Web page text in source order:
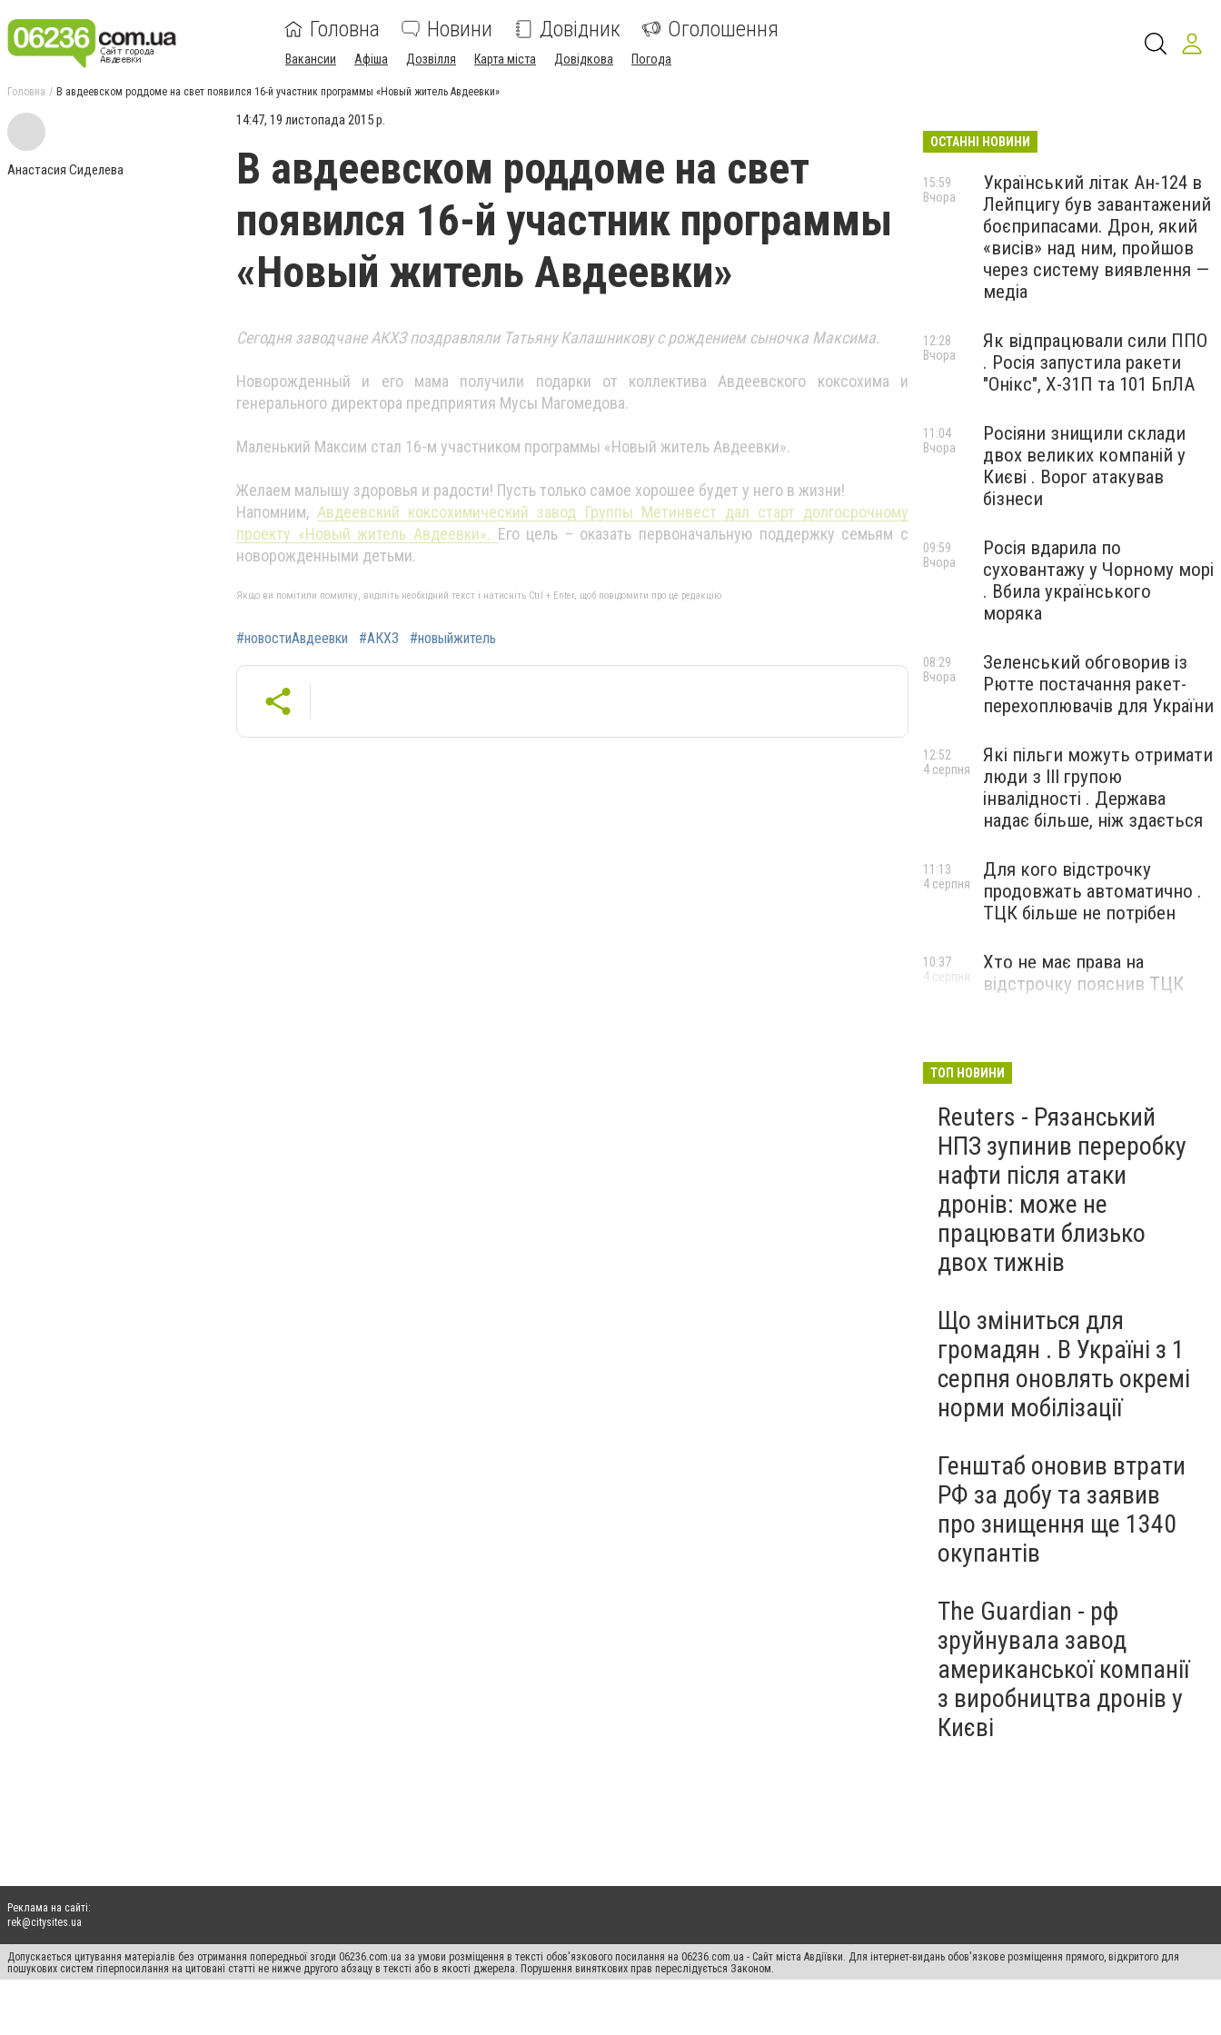
Головна Новини Довідник Оголошення
Вакансии Афіша Дозвілля Карта міста Довідкова Погода
Головна В авдеевском роддоме на свет появился 16-й участник программы «Новый житель Авдеевки»
Анастасия Сиделева
14:47, 19 листопада 2015 р.
В авдеевском роддоме на свет
появился 16-й участник программы
«Новый житель Авдеевки»
Сегодня заводчане АКХЗ поздравляли Татьяну Калашникову с рождением сыночка Максима.
Новорожденный и его мама получили подарки от коллектива Авдеевского коксохима и
генерального директора предприятия Мусы Магомедова.
Маленький Максим стал 16-м участником программы «Новый житель Авдеевки».
Желаем малышу здоровья и радости! Пусть только самое хорошее будет у него в жизни!
Напомним, Авдеевский коксохимический завод Группы Метинвест дал старт долгосрочному
проекту «Новый житель Авдеевки». Его цель – оказать первоначальную поддержку семьям с
новорожденными детьми.
Якщо ви помітили помилку, виділіть необхідний текст і натисніть Ctrl + Enter, щоб повідомити про це редакцію
#новостиАвдеевки #АКХЗ #новыйжитель
ОСТАННІ НОВИНИ
Український літак Ан-124 в
Лейпцигу був завантажений
боєприпасами. Дрон, який
«висів» над ним, пройшов
через систему виявлення —
медіа
15:59
Вчора
Як відпрацювали сили ППО
. Росія запустила ракети
"Онікс", Х-31П та 101 БпЛА
12:28
Вчора
Росіяни знищили склади
двох великих компаній у
Києві . Ворог атакував
бізнеси
11:04
Вчора
Росія вдарила по
суховантажу у Чорному морі
. Вбила українського
моряка
09:59
Вчора
Зеленський обговорив із
Рютте постачання ракет-
перехоплювачів для України
08:29
Вчора
Які пільги можуть отримати
люди з III групою
інвалідності . Держава
надає більше, ніж здається
12:52
4 серпня
Для кого відстрочку
продовжать автоматично .
ТЦК більше не потрібен
11:13
4 серпня
Хто не має права на
відстрочку пояснив ТЦК
10:37
4 серпня
ТОП НОВИНИ
Reuters - Рязанський
НПЗ зупинив переробку
нафти після атаки
дронів: може не
працювати близько
двох тижнів
Що зміниться для
громадян . В Україні з 1
серпня оновлять окремі
норми мобілізації
Генштаб оновив втрати
РФ за добу та заявив
про знищення ще 1340
окупантів
The Guardian - рф
зруйнувала завод
американської компанії
з виробництва дронів у
Києві
Реклама на сайті:
rek@citysites.ua
Допускається цитування матеріалів без отримання попередньої згоди 06236.com.ua за умови розміщення в тексті обов'язкового посилання на 06236.com.ua - Сайт міста Авдіївки. Для інтернет-видань обов'язкове розміщення прямого, відкритого для
пошукових систем гіперпосилання на цитовані статті не нижче другого абзацу в тексті або в якості джерела. Порушення виняткових прав переслідується Законом.